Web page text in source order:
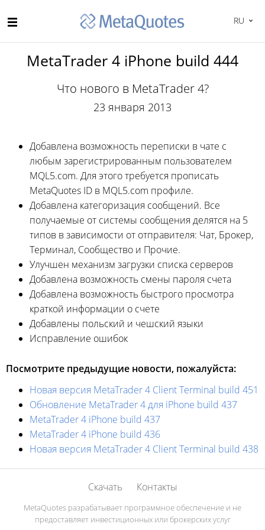
RU
MetaTrader 4 iPhone build 444
Что нового в MetaTrader 4?
23 января 2013
Добавлена возможность переписки в чате с
любым зарегистрированным пользователем
MQL5.com. Для этого требуется прописать
MetaQuotes ID в MQL5.com профиле.
Добавлена категоризация сообщений. Все
получаемые от системы сообщения делятся на 5
типов в зависимости от отправителя: Чат, Брокер,
Терминал, Сообщество и Прочие.
Улучшен механизм загрузки списка серверов
Добавлена возможность смены пароля счета
Добавлена возможность быстрого просмотра
краткой информации о счете
Добавлены польский и чешский языки
Исправление ошибок
Посмотрите предыдущие новости, пожалуйста:
Новая версия MetaTrader 4 Client Terminal build 451
Обновление MetaTrader 4 для iPhone build 437
MetaTrader 4 iPhone build 437
MetaTrader 4 iPhone build 436
Новая версия MetaTrader 4 Client Terminal build 438
Скачать Контакты
MetaQuotes разрабатывает программное обеспечение и не
предоставляет инвестиционных или брокерских услуг